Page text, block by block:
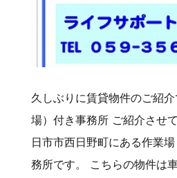
久しぶりに賃貸物件のご紹
場）付き事務所 ご紹介させ
日市市西日野町にある作業
務所です。 こちらの物件は